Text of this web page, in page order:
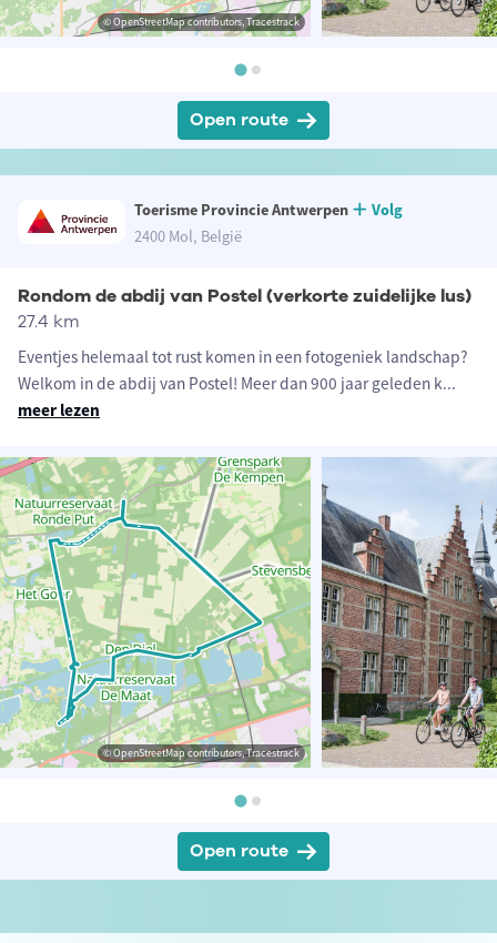
© OpenStreetMap contributors, Tracestrack
Open route
Toerisme Provincie Antwerpen
Volg
2400 Mol, België
Rondom de abdij van Postel (verkorte zuidelijke lus)
27.4 km
Eventjes helemaal tot rust komen in een fotogeniek landschap?
Welkom in de abdij van Postel! Meer dan 900 jaar geleden k...
meer lezen
© OpenStreetMap contributors, Tracestrack
Open route